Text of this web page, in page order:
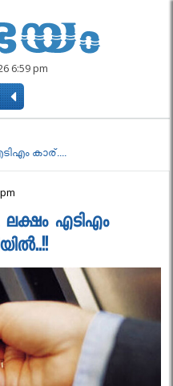
6:59 pm
കാര്....
ലക്ഷം എടിഎം